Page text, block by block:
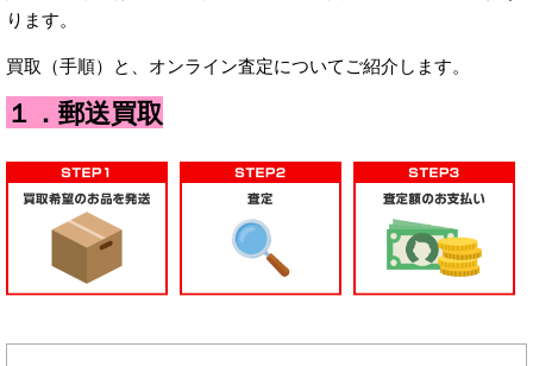
ります。
買取（手順）と、オンライン査定についてご紹介します。
１．郵送買取